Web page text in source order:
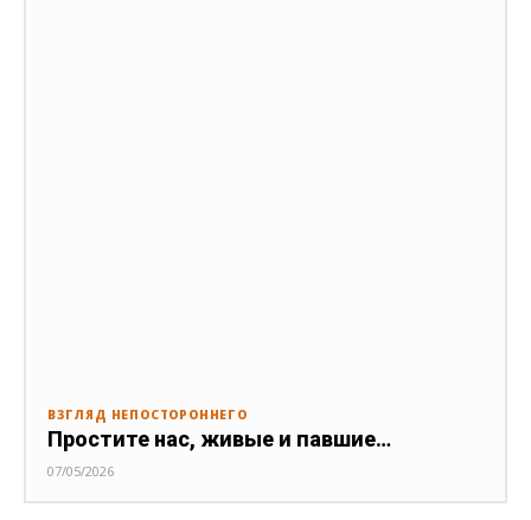
ВЗГЛЯД НЕПОСТОРОННЕГО
Простите нас, живые и павшие…
07/05/2026